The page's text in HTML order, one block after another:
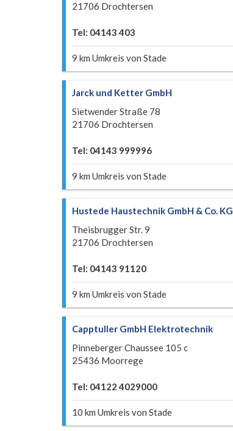
21706 Drochtersen
Tel: 04143 403
9 km Umkreis von Stade
Jarck und Ketter GmbH
Sietwender Straße 78
21706 Drochtersen
Tel: 04143 999996
9 km Umkreis von Stade
Hustede Haustechnik GmbH & Co. KG
Theisbrugger Str. 9
21706 Drochtersen
Tel: 04143 91120
9 km Umkreis von Stade
Capptuller GmbH Elektrotechnik
Pinneberger Chaussee 105 c
25436 Moorrege
Tel: 04122 4029000
10 km Umkreis von Stade